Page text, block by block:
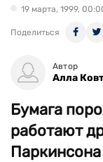
19 марта, 1999,
Поделиться
Автор
Алла
Бумага
работают